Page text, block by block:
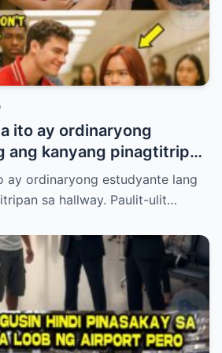
ito ay ordinaryong
ang kanyang pinagtitripan
ulit niyang hinamak,
ang isang tahimik na
nang lumabas ang
babaeng inaapi niya ay
si Princess Pacquiao, ang
Kamao na si Manny
dating mayabang
naglaho at napalitan ng
ay ordinaryong estudyante lang
sa hallway. Paulit-ulit…